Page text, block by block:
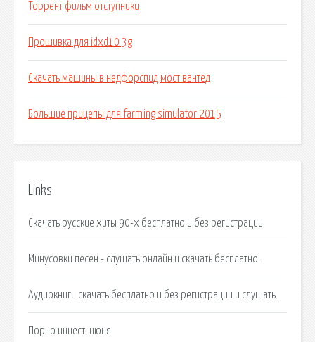
Торрент фильм отступники
Прошивка для idxd10 3g
Скачать машины в недфорспид мост вантед
Большие прицепы для farming simulator 2015
Links
Скачать русские хиты 90-х бесплатно и без регистрации.
Минусовки песен - слушать онлайн и скачать бесплатно.
Аудиокниги скачать бесплатно и без регистрации и слушать.
Порно инцест: июня